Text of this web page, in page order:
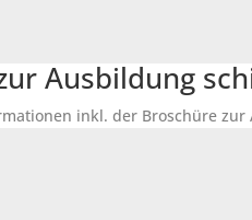
Ausbildung
inkl. der Broschüre zur